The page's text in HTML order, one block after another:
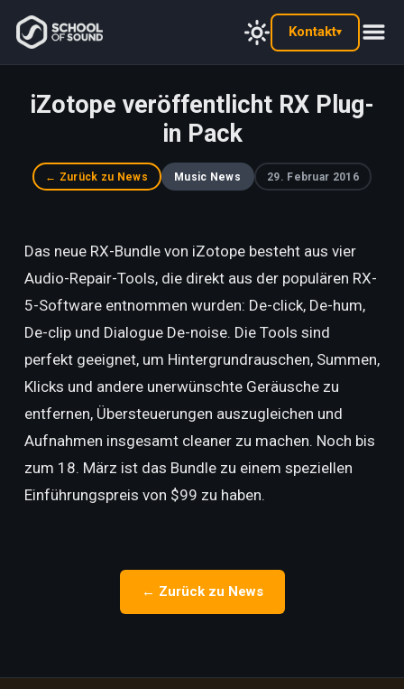
Kontakt▾
iZotope veröffentlicht RX Plug-
in Pack
← Zurück zu News Music News 29. Februar 2016
Das neue RX-Bundle von iZotope besteht aus vier
Audio-Repair-Tools, die direkt aus der populären RX-
5-Software entnommen wurden: De-click, De-hum,
De-clip und Dialogue De-noise. Die Tools sind
perfekt geeignet, um Hintergrundrauschen, Summen,
Klicks und andere unerwünschte Geräusche zu
entfernen, Übersteuerungen auszugleichen und
Aufnahmen insgesamt cleaner zu machen. Noch bis
zum 18. März ist das Bundle zu einem speziellen
Einführungspreis von $99 zu haben.
← Zurück zu News